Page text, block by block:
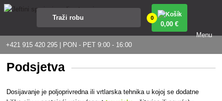
+421 915 420 295 | PON - PET 9:00 - 16:00
0
0,00 €
Menu
Podsjetva
Dosijavanje je poljoprivredna ili vrtlarska tehnika u kojoj se dodatne